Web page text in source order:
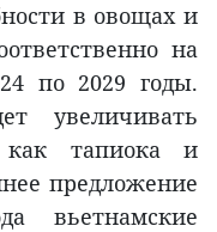
в овощах и
на
по 2029 годы.
увеличивать
как тапиока и
предложение
вьетнамские